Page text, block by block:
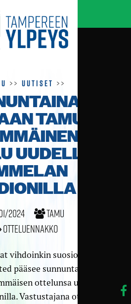
>>Uutiset >>
TAMUN
UUDELLA
2024
TamU
Otteluennakko
vihdoinkin suosiollisia, ja
pääsee sunnuntaina
ottelunsa uudella
Vastustajana ottelussa